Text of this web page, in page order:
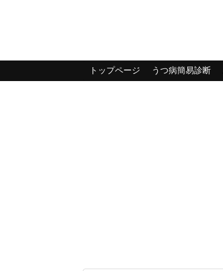
トップページ うつ病簡易診断